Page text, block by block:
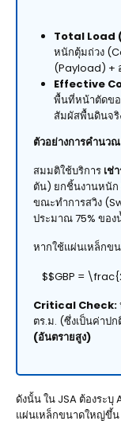
Total Load
หนักตุ้มถ่วง
(Payload) +
Effective
พื้นที่หน้าตัดข
สัมผัสพื้นดินจริ
ตัวอย่างการคำนว
สมมติใช้บริการ เช่
ตัน) ยกชิ้นงานหนัก
ขณะทำการสวิง
ประมาณ 75% ของ
หากใช้แผ่นเหล็กขน
$$GBP =
Critical Check:
ตร.ม. (ซึ่งเป็นค่าป
(อันตรายสูง)
ดังนั้น ใน JSA ต้องระบุ
แผ่นเหล็กขนาดใหญ่ขึ้น